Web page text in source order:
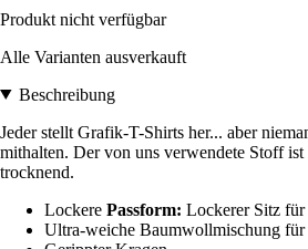
Produkt nicht verfügbar
Alle Varianten ausverkauft
Beschreibung
Jeder stellt Grafik-T-Shirts her... aber
mithalten. Der von uns verwendete Stoff
trocknend.
Lockere Passform: Lockerer Sitz
Ultra-weiche Baumwollmischung